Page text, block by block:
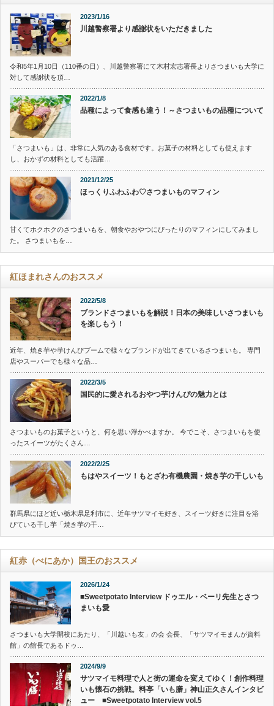
2023/1/16
川越警察署より感謝状をいただきました
令和5年1月10日（110番の日）、川越警察署にて木村宏志署長よりさつまいも大学に
対して感謝状を頂…
2022/1/8
品種によって食感も違う！～さつまいもの品種について
「さつまいも」は、非常に人気のある食材です。お菓子の材料としても使えます
し、おかずの材料としても活躍…
2021/12/25
ほっくりふわふわ♡さつまいものマフィン
甘くてホクホクのさつまいもを、朝食やおやつにぴったりのマフィンにしてみまし
た。 さつまいもを…
紅ほまれさんのおススメ
2022/5/8
ブランドさつまいもを解説！日本の美味しいさつまいも
を楽しもう！
近年、焼き芋や芋けんぴブームで様々なブランドが出てきているさつまいも。 専門
店やスーパーでも様々な品…
2022/3/5
国民的に愛されるおやつ芋けんぴの魅力とは
さつまいものお菓子というと、何を思い浮かべますか。 今でこそ、さつまいもを使
ったスイーツがたくさん…
2022/2/25
もはやスイーツ！もとざわ有機農園・焼き芋の干しいも
群馬県にほど近い栃木県足利市に、近年サツマイモ好き、スイーツ好きに注目を浴
びている干し芋「焼き芋の干…
紅赤（べにあか）国王のおススメ
2026/1/24
■Sweetpotato Interview ドゥエル・ベーリ先生とさつ
まいも愛
さつまいも大学開校にあたり、「川越いも友」の会 会長、「サツマイモまんが資料
館」の館長であるドゥ…
2024/9/9
サツマイモ料理で人と街の運命を変えてゆく！創作料理
いも懐石の挑戦。料亭「いも膳」神山正久さんインタビ
ュー ■Sweetpotato Interview vol.5